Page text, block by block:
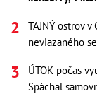
TAJNÝ ostrov
neviazaného
ÚTOK počas
Spáchal